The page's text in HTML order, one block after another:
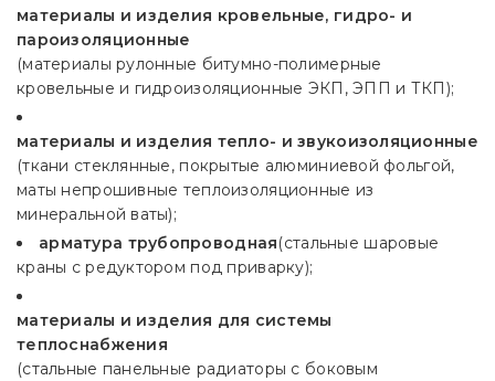
материалы и изделия кровельные, гидро- и
пароизоляционные
(материалы рулонные битумно-полимерные
кровельные и гидроизоляционные ЭКП, ЭПП и ТКП);
материалы и изделия тепло- и звукоизоляционные
(ткани стеклянные, покрытые алюминиевой фольгой,
маты непрошивные теплоизоляционные из
минеральной ваты);
арматура трубопроводная(стальные шаровые
краны с редуктором под приварку);
материалы и изделия для системы
теплоснабжения
(стальные панельные радиаторы с боковым